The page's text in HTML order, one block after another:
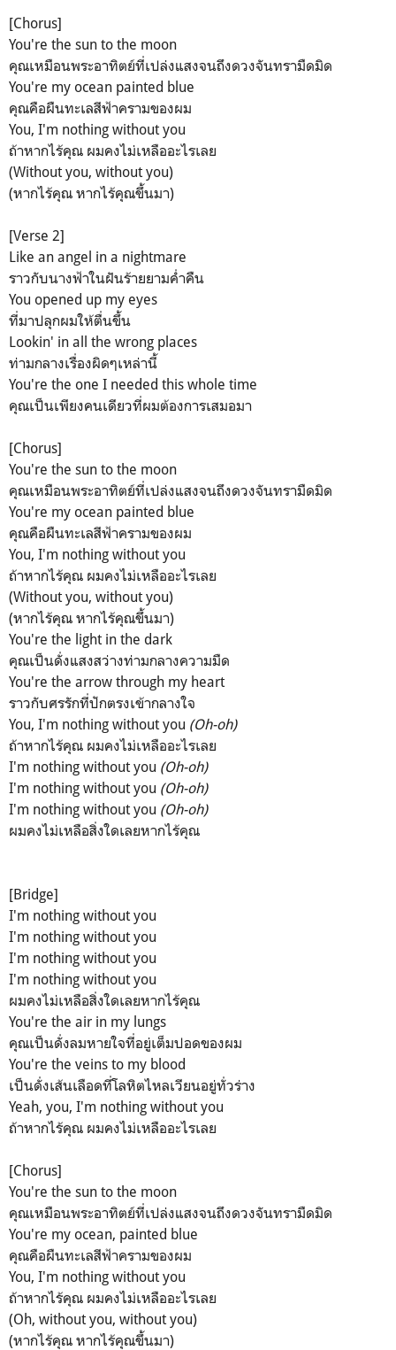
[Chorus]
You're the sun to the moon
คุณเหมือนพระอาทิตย์ที่เปล่งแสงจนถึงดวงจันทรามืดมิด
You're my ocean painted blue
คุณคือผืนทะเลสีฟ้าครามของผม
You, I'm nothing without you
ถ้าหากไร้คุณ ผมคงไม่เหลืออะไรเลย
(Without you, without you)
(หากไร้คุณ หากไร้คุณขึ้นมา)
[Verse 2]
Like an angel in a nightmare
ราวกับนางฟ้าในฝันร้ายยามค่ำคืน
You opened up my eyes
ที่มาปลุกผมให้ตื่นขึ้น
Lookin' in all the wrong places
ท่ามกลางเรื่องผิดๆเหล่านี้
You're the one I needed this whole time
คุณเป็นเพียงคนเดียวที่ผมต้องการเสมอมา
[Chorus]
You're the sun to the moon
คุณเหมือนพระอาทิตย์ที่เปล่งแสงจนถึงดวงจันทรามืดมิด
You're my ocean painted blue
คุณคือผืนทะเลสีฟ้าครามของผม
You, I'm nothing without you
ถ้าหากไร้คุณ ผมคงไม่เหลืออะไรเลย
(Without you, without you)
(หากไร้คุณ หากไร้คุณขึ้นมา)
You're the light in the dark
คุณเป็นดั่งแสงสว่างท่ามกลางความมืด
You're the arrow through my heart
ราวกับศรรักที่ปักตรงเข้ากลางใจ
You, I'm nothing without you (Oh-oh)
ถ้าหากไร้คุณ ผมคงไม่เหลืออะไรเลย
I'm nothing without you (Oh-oh)
I'm nothing without you (Oh-oh)
I'm nothing without you (Oh-oh)
ผมคงไม่เหลือสิ่งใดเลยหากไร้คุณ
[Bridge]
I'm nothing without you
I'm nothing without you
I'm nothing without you
I'm nothing without you
ผมคงไม่เหลือสิ่งใดเลยหากไร้คุณ
You're the air in my lungs
คุณเป็นดั่งลมหายใจที่อยู่เต็มปอดของผม
You're the veins to my blood
เป็นดั่งเส้นเลือดที่โลหิตไหลเวียนอยู่ทั่วร่าง
Yeah, you, I'm nothing without you
ถ้าหากไร้คุณ ผมคงไม่เหลืออะไรเลย
[Chorus]
You're the sun to the moon
คุณเหมือนพระอาทิตย์ที่เปล่งแสงจนถึงดวงจันทรามืดมิด
You're my ocean, painted blue
คุณคือผืนทะเลสีฟ้าครามของผม
You, I'm nothing without you
ถ้าหากไร้คุณ ผมคงไม่เหลืออะไรเลย
(Oh, without you, without you)
(หากไร้คุณ หากไร้คุณขึ้นมา)